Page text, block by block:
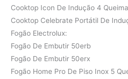
Cooktop Icon De Indução 4
Cooktop Celebrate Portátil De
Fogão Electrolux:
Fogão De Embutir 50erb
Fogão De Embutir 50erx
Fogão Home Pro De Piso Inox 5